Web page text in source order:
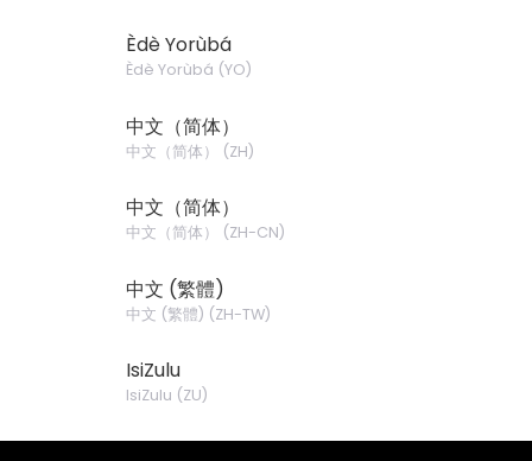
Èdè Yorùbá
Èdè Yorùbá (YO)
中文（简体）
中文（简体） (ZH)
中文（简体）
中文（简体） (ZH-CN)
中文 (繁體)
中文 (繁體) (ZH-TW)
IsiZulu
IsiZulu (ZU)